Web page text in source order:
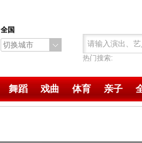
全国
切换城市
热门搜索:
舞蹈 戏曲 体育 亲子